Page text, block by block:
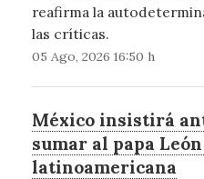
reafirma la
las críticas.
05 Ago, 2026 16:50 h
México insistirá
sumar al papa
latinoamericana